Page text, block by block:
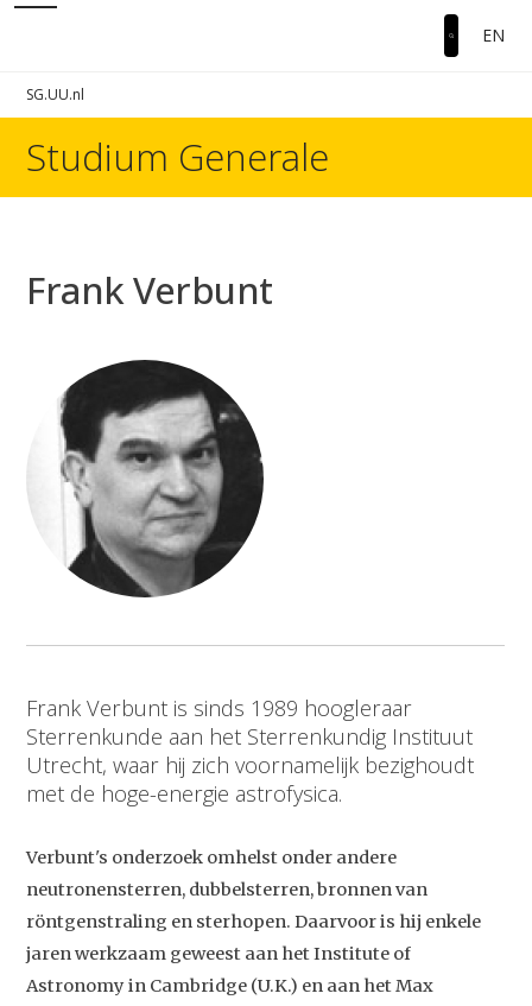
EN
SG.UU.nl
Studium Generale
Frank Verbunt
Frank Verbunt is sinds 1989 hoogleraar
Sterrenkunde aan het Sterrenkundig Instituut
Utrecht, waar hij zich voornamelijk bezighoudt
met de hoge-energie astrofysica.
Verbunt's onderzoek omhelst onder andere
neutronensterren, dubbelsterren, bronnen van
röntgenstraling en sterhopen. Daarvoor is hij enkele
jaren werkzaam geweest aan het Institute of
Astronomy in Cambridge (U.K.) en aan het Max